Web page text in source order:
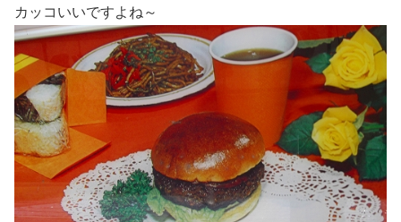
カッコいいですよね～